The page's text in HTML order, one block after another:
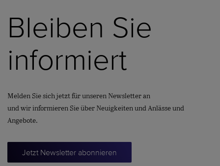
Bleiben Sie
informiert
Melden Sie sich jetzt für unseren Newsletter an
und wir informieren Sie über Neuigkeiten und Anlässe und
Angebote.
Jetzt Newsletter abonnieren